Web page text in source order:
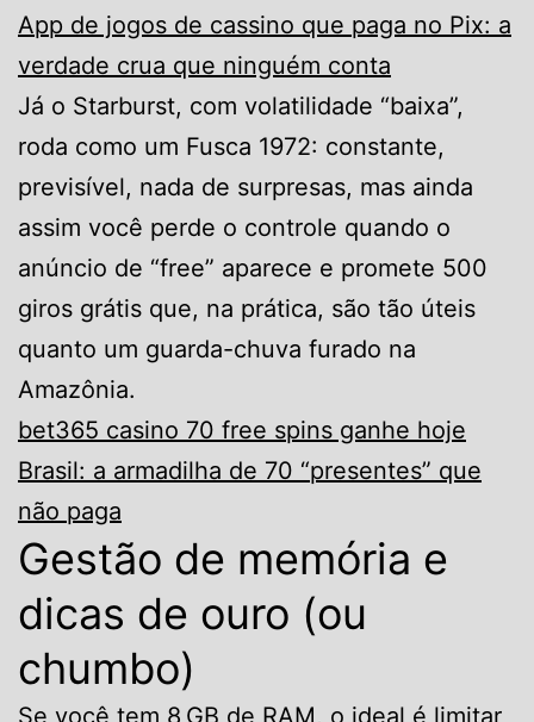
App de jogos de cassino que paga no Pix: a
verdade crua que ninguém conta
Já o Starburst, com volatilidade “baixa”,
roda como um Fusca 1972: constante,
previsível, nada de surpresas, mas ainda
assim você perde o controle quando o
anúncio de “free” aparece e promete 500
giros grátis que, na prática, são tão úteis
quanto um guarda-chuva furado na
Amazônia.
bet365 casino 70 free spins ganhe hoje
Brasil: a armadilha de 70 “presentes” que
não paga
Gestão de memória e
dicas de ouro (ou
chumbo)
Se você tem 8 GB de RAM, o ideal é limitar